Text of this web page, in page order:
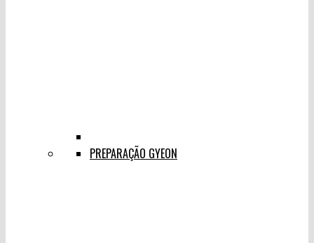
PREPARAÇÃO GYEON